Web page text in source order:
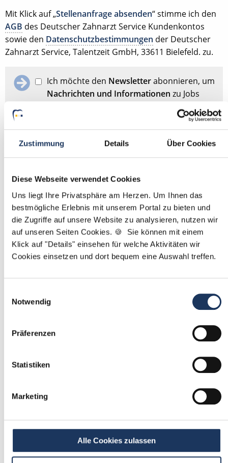
Zustimmung Details Über Cookies
Diese Webseite verwendet Cookies
Uns liegt Ihre Privatsphäre am Herzen. Um Ihnen das
bestmögliche Erlebnis mit unserem Portal zu bieten und
die Zugriffe auf unsere Website zu analysieren, nutzen wir
auf unseren Seiten Cookies. 🍪 Sie können mit einem
Klick auf "Details" einsehen für welche Aktivitäten wir
Cookies einsetzen und dort bequem eine Auswahl treffen.
Notwendig
Präferenzen
Statistiken
Marketing
Alle Cookies zulassen
Mit Klick auf „Stellenanfrage absenden“ stimme ich den
AGB des Deutscher Zahnarzt Service Kundenkontos
sowie den Datenschutzbestimmungen der Deutscher
Zahnarzt Service, Talentzeit GmbH, 33611 Bielefeld. zu.
Ich möchte den Newsletterabonnieren, um
Nachrichten und Informationen zu Jobs
und der Karriere in der Zahnarztpraxis zu
Datenschutzerklärunggelesen und bin mit
ihr einverstanden.
Stellenanfrage absenden
Schon Stellenanfrage abgesendet? Dann passen Siehier
Ihre Angaben für die Stellensuche an.
Mit*markierte Felder sind Pflichtfelder
Passende Stellenangebote
stetig neue Stellenangebote erhalten
ohne selbst zu suchen